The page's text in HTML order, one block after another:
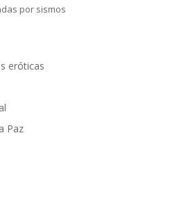
por sismos
eróticas
Paz